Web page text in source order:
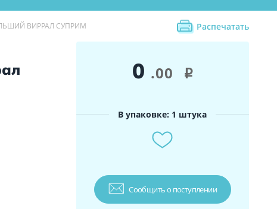
ВИРРАЛ СУПРИМ
Распечатать
0 .00 i
В упаковке: 1 штука
Сообщить о поступлении